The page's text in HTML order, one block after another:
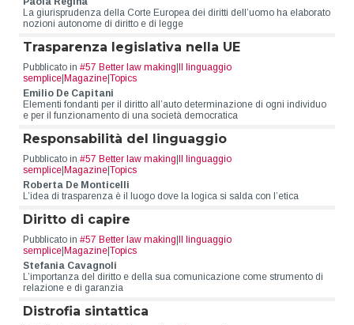
La giurisprudenza della Corte Europea dei diritti dell’uomo ha elaborato
nozioni autonome di diritto e di legge
Trasparenza legislativa nella UE
Pubblicato in #57 Better law making
Il linguaggio
semplice Magazine Topics
Emilio De Capitani
Elementi fondanti per il diritto all’auto determinazione di ogni individuo
e per il funzionamento di una società democratica
Responsabilità del linguaggio
Pubblicato in #57 Better law making
Il linguaggio
semplice Magazine Topics
Roberta De Monticelli
L’idea di trasparenza è il luogo dove la logica si salda con l’etica
Diritto di capire
Pubblicato in #57 Better law making
Il linguaggio
semplice Magazine Topics
Stefania Cavagnoli
L’importanza del diritto e della sua comunicazione come strumento di
relazione e di garanzia
Distrofia sintattica